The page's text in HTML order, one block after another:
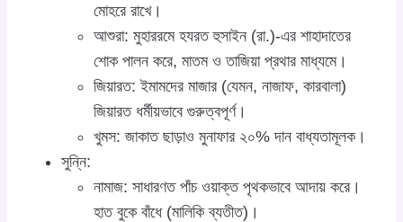
মোহরে রাখে।
আশুরা: মুহাররমে হযরত হুসাইন (রা.)-এর শাহাদাতের
শোক পালন করে, মাতম ও তাজিয়া প্রথার মাধ্যমে।
জিয়ারত: ইমামদের মাজার (যেমন, নাজাফ, কারবালা)
জিয়ারত ধর্মীয়ভাবে গুরুত্বপূর্ণ।
খুমস: জাকাত ছাড়াও মুনাফার ২০% দান বাধ্যতামূলক।
সুন্নি:
নামাজ: সাধারণত পাঁচ ওয়াক্ত পৃথকভাবে আদায় করে।
হাত বুকে বাঁধে (মালিকি ব্যতীত)।